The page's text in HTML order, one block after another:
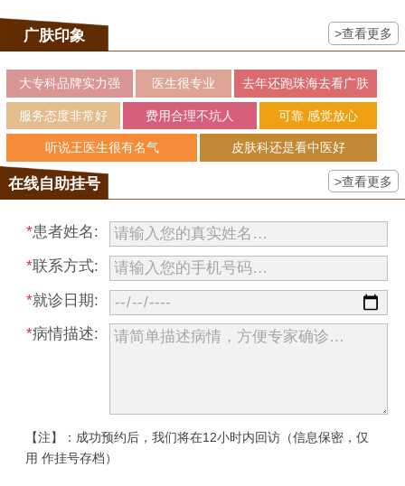
广肤印象 >查看更多
大专科品牌实力强 医生很专业 去年还跑珠海去看广肤
服务态度非常好 费用合理不坑人 可靠 感觉放心
听说王医生很有名气 皮肤科还是看中医好
在线自助挂号 >查看更多
*患者姓名:
*联系方式:
*就诊日期:
*病情描述:
【注】：成功预约后，我们将在12小时内回访（信息保密，仅
用 作挂号存档）